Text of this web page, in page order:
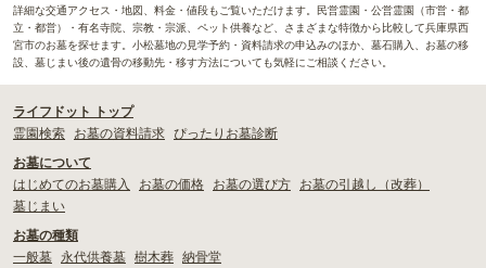
詳細な交通アクセス・地図、料金・値段もご覧いただけます。民営霊園・公営霊園（市営・都
立・都営）・有名寺院、宗教・宗派、ペット供養など、さまざまな特徴から比較して兵庫県西
宮市のお墓を探せます。小松墓地の見学予約・資料請求の申込みのほか、墓石購入、お墓の移
設、墓じまい後の遺骨の移動先・移す方法についても気軽にご相談ください。
ライフドット トップ
霊園検索
お墓の資料請求 ぴったりお墓診断
お墓について
はじめてのお墓購入
お墓の価格 お墓の選び方
お墓の引越し（改葬）
墓じまい
お墓の種類
一般墓
永代供養墓 樹木葬 納骨堂